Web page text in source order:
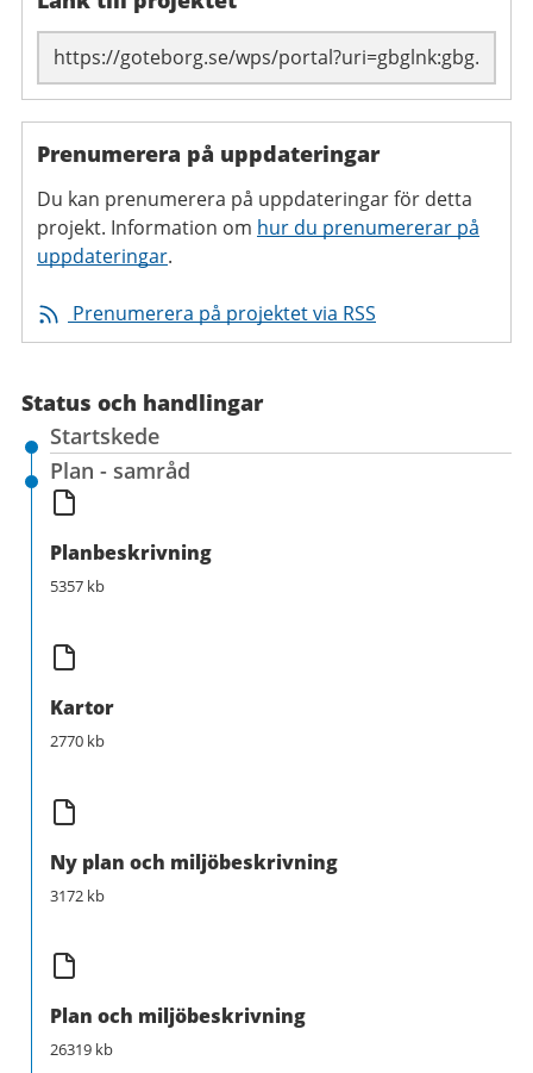
Prenumerera på uppdateringar
Du kan prenumerera på uppdateringar för detta
projekt. Information om hur du prenumererar på
uppdateringar.
Prenumerera på projektet via RSS
Status och handlingar
Startskede
Plan - samråd
Planbeskrivning
5357 kb
Kartor
2770 kb
Ny plan och miljöbeskrivning
3172 kb
Plan och miljöbeskrivning
26319 kb